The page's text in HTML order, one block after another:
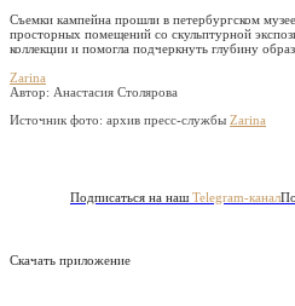
Съемки кампейна прошли в петербургском
просторных помещений со скульптурной
коллекции и помогла подчеркнуть глубину
Zarina
Автор: Анастасия Столярова
Источник фото: архив пресс-службы Zarina
Подписаться на наш Telegram-канал
Скачать приложение